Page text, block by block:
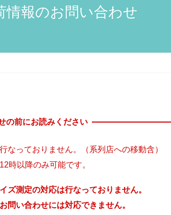
情報のお問い合わせ
の前にお読みください
なっておりません。（系列店への移動含）
時以降のみ可能です。
ズ測定の対応は行なっておりません。
問い合わせには対応できません。